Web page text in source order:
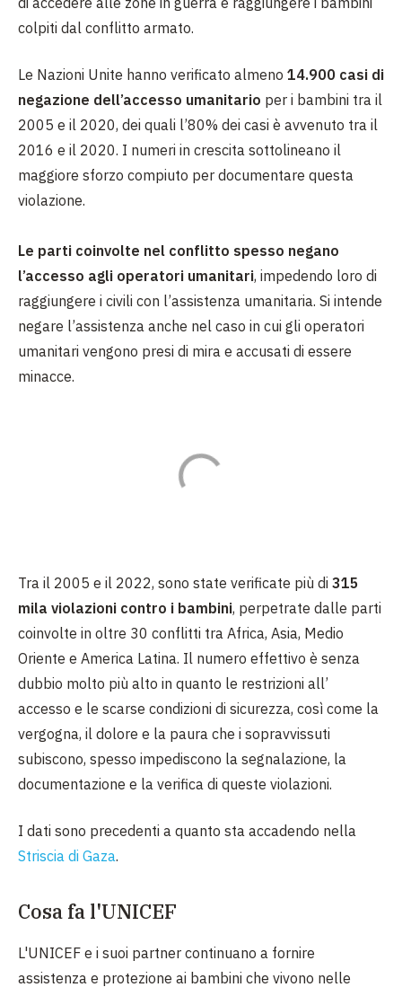
colpiti dal conflitto armato.
Le Nazioni Unite hanno verificato almeno 14.900 casi di
negazione dell’accesso umanitario per i bambini tra il
2005 e il 2020, dei quali l’80% dei casi è avvenuto tra il
2016 e il 2020. I numeri in crescita sottolineano il
maggiore sforzo compiuto per documentare questa
violazione.
Le parti coinvolte nel conflitto spesso negano
l’accesso agli operatori umanitari, impedendo loro di
raggiungere i civili con l’assistenza umanitaria. Si intende
negare l’assistenza anche nel caso in cui gli operatori
umanitari vengono presi di mira e accusati di essere
minacce.
Tra il 2005 e il 2022, sono state verificate più di 315
mila violazioni contro i bambini, perpetrate dalle parti
coinvolte in oltre 30 conflitti tra Africa, Asia, Medio
Oriente e America Latina. Il numero effettivo è senza
dubbio molto più alto in quanto le restrizioni all’
accesso e le scarse condizioni di sicurezza, così come la
vergogna, il dolore e la paura che i sopravvissuti
subiscono, spesso impediscono la segnalazione, la
documentazione e la verifica di queste violazioni.
I dati sono precedenti a quanto sta accadendo nella
Striscia di Gaza.
Cosa fa l'UNICEF
L'UNICEF e i suoi partner continuano a fornire
assistenza e protezione ai bambini che vivono nelle